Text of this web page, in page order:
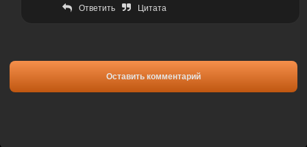
Ответить Цитата
Оставить комментарий